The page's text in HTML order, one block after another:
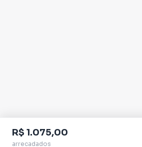
R$ 1.075,00
arrecadados